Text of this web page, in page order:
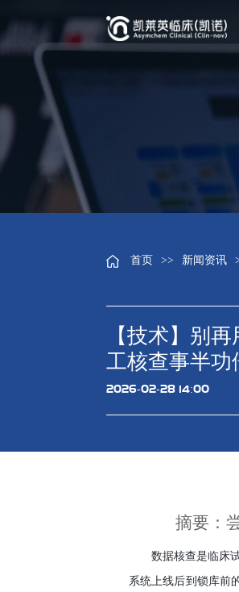
首页 >> 新闻资讯
【技术】别
工核查事半功
2026-02-28 14:00
摘要：
数据核查是临床
系统上线后到锁库前